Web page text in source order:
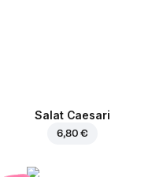
Salat Caesari
6,80 €